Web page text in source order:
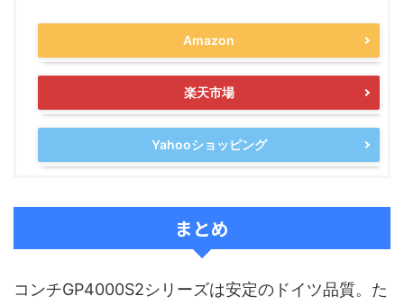
Amazon
楽天市場
Yahooショッピング
まとめ
コンチGP4000S2シリーズは安定のドイツ品質。た